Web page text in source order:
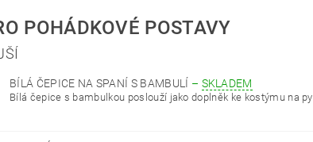
POHÁDKOVÉ POSTAVY
BÍLÁ ČEPICE NA SPANÍ S BAMBULÍ – SKLADEM
Bílá čepice s bambulkou poslouží jako doplněk ke kostýmu na